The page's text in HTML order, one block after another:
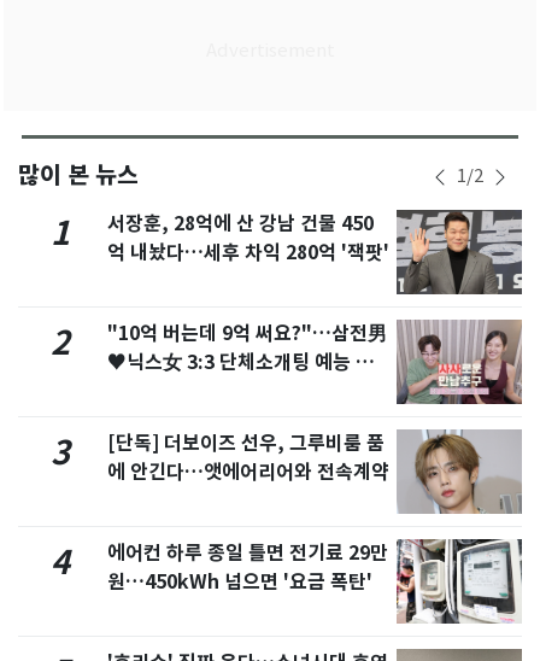
많이 본 뉴스 1/2
1
서장훈, 28억에 산 강남 건물 450
억 내놨다…세후 차익 280억 '잭팟'
2
"10억 버는데 9억 써요?"…삼전男
♥닉스女 3:3 단체소개팅 예능 화
3
[단독] 더보이즈 선우, 그루비룸 품
에 안긴다…앳에어리어와 전속계약
4
에어컨 하루 종일 틀면 전기료 29만
원…450kWh 넘으면 '요금 폭탄'